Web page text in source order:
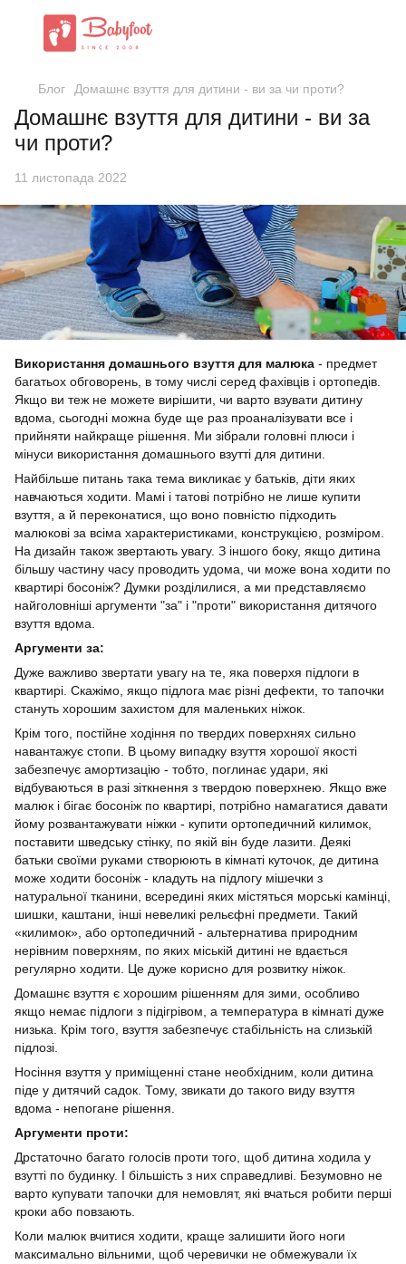
Блог Домашнє взуття для дитини - ви за чи проти?
Домашнє взуття для дитини - ви за
чи проти?
11 листопада 2022
Використання домашнього взуття для малюка - предмет
багатьох обговорень, в тому числі серед фахівців і ортопедів.
Якщо ви теж не можете вирішити, чи варто взувати дитину
вдома, сьогодні можна буде ще раз проаналізувати все і
прийняти найкраще рішення. Ми зібрали головні плюси і
мінуси використання домашнього взутті для дитини.
Найбільше питань така тема викликає у батьків, діти яких
навчаються ходити. Мамі і татові потрібно не лише купити
взуття, а й переконатися, що воно повністю підходить
малюкові за всіма характеристиками, конструкцією, розміром.
На дизайн також звертають увагу. З іншого боку, якщо дитина
більшу частину часу проводить удома, чи може вона ходити по
квартирі босоніж? Думки розділилися, а ми представляємо
найголовніші аргументи "за" і "проти" використання дитячого
взуття вдома.
Аргументи за:
Дуже важливо звертати увагу на те, яка поверхя підлоги в
квартирі. Скажімо, якщо підлога має різні дефекти, то тапочки
стануть хорошим захистом для маленьких ніжок.
Крім того, постійне ходіння по твердих поверхнях сильно
навантажує стопи. В цьому випадку взуття хорошої якості
забезпечує амортизацію - тобто, поглинає удари, які
відбуваються в разі зіткнення з твердою поверхнею. Якщо вже
малюк і бігає босоніж по квартирі, потрібно намагатися давати
йому розвантажувати ніжки - купити ортопедичний килимок,
поставити шведську стінку, по якій він буде лазити. Деякі
батьки своїми руками створюють в кімнаті куточок, де дитина
може ходити босоніж - кладуть на підлогу мішечки з
натуральної тканини, всередині яких містяться морські камінці,
шишки, каштани, інші невеликі рельєфні предмети. Такий
«килимок», або ортопедичний - альтернатива природним
нерівним поверхням, по яких міській дитині не вдається
регулярно ходити. Це дуже корисно для розвитку ніжок.
Домашнє взуття є хорошим рішенням для зими, особливо
якщо немає підлоги з підігрівом, а температура в кімнаті дуже
низька. Крім того, взуття забезпечує стабільність на слизькій
підлозі.
Носіння взуття у приміщенні стане необхідним, коли дитина
піде у дитячий садок. Тому, звикати до такого виду взуття
вдома - непогане рішення.
Аргументи проти:
Дрстаточно багато голосів проти того, щоб дитина ходила у
взутті по будинку. І більшість з них справедливі. Безумовно не
варто купувати тапочки для немовлят, які вчаться робити перші
кроки або повзають.
Коли малюк вчитися ходити, краще залишити його ноги
максимально вільними, щоб черевички не обмежували їх